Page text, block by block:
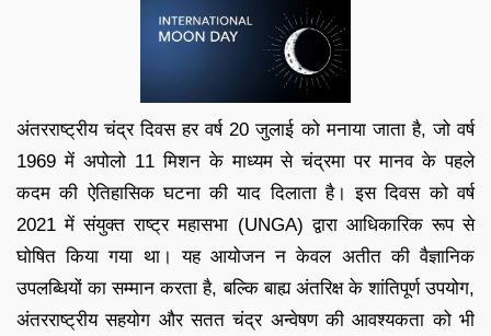
अंतरराष्ट्रीय चंद्र दिवस हर वर्ष 20 जुलाई को मनाया जाता है, जो वर्ष
1969 में अपोलो 11 मिशन के माध्यम से चंद्रमा पर मानव के पहले
कदम की ऐतिहासिक घटना की याद दिलाता है। इस दिवस को वर्ष
2021 में संयुक्त राष्ट्र महासभा (UNGA) द्वारा आधिकारिक रूप से
घोषित किया गया था। यह आयोजन न केवल अतीत की वैज्ञानिक
उपलब्धियों का सम्मान करता है, बल्कि बाह्य अंतरिक्ष के शांतिपूर्ण उपयोग,
अंतरराष्ट्रीय सहयोग और सतत चंद्र अन्वेषण की आवश्यकता को भी